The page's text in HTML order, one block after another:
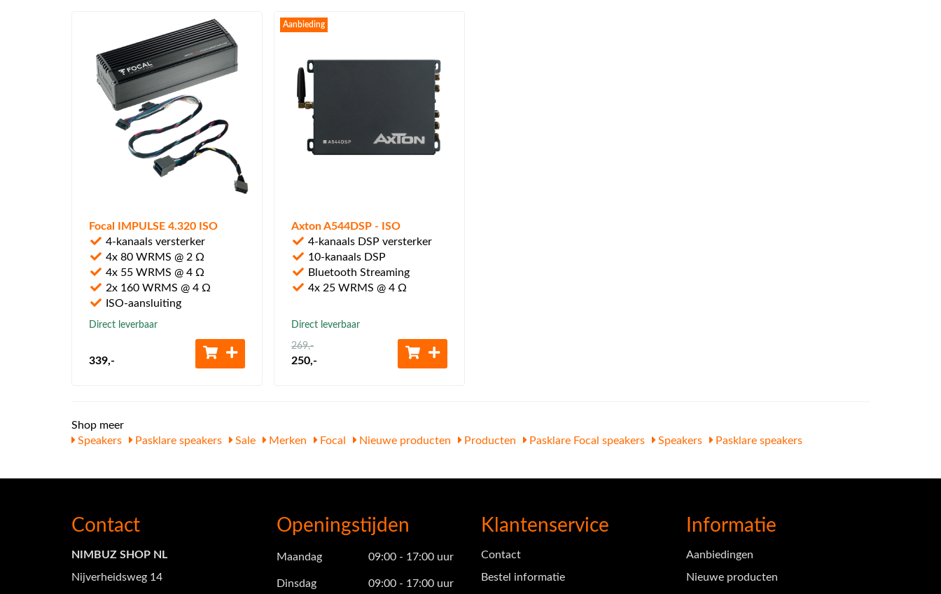
Focal IMPULSE 4.320 ISO
4-kanaals versterker
4x 80 WRMS @ 2 Ω
4x 55 WRMS @ 4 Ω
2x 160 WRMS @ 4 Ω
ISO-aansluiting
Direct leverbaar
339,-
Aanbieding
Axton A544DSP - ISO
4-kanaals DSP versterker
10-kanaals DSP
Bluetooth Streaming
4x 25 WRMS @ 4 Ω
Direct leverbaar
269,-
250,-
Shop meer
Speakers
Pasklare speakers Sale Merken Focal Nieuwe producten Producten Pasklare Focal speakers Speakers Pasklare speakers
Contact
NIMBUZ SHOP NL
Nijverheidsweg 14
Openingstijden
Maandag 09:00 - 17:00 uur
Dinsdag 09:00 - 17:00 uur
Klantenservice
Contact
Bestel informatie
Informatie
Aanbiedingen
Nieuwe producten